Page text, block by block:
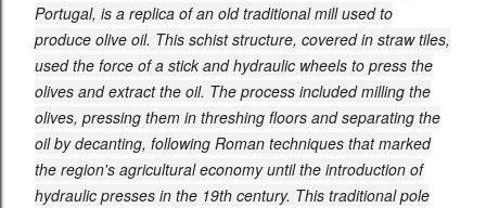
Portugal, is a replica of an old traditional mill used to
produce olive oil. This schist structure, covered in straw tiles,
used the force of a stick and hydraulic wheels to press the
olives and extract the oil. The process included milling the
olives, pressing them in threshing floors and separating the
oil by decanting, following Roman techniques that marked
the region's agricultural economy until the introduction of
hydraulic presses in the 19th century. This traditional pole